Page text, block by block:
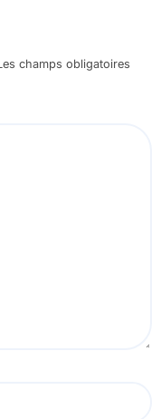
champs obligatoires